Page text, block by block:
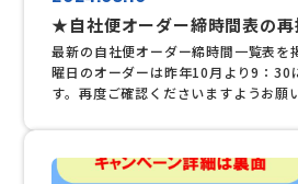
★自社便オーダー締時間表の
最新の自社便オーダー締時間一覧表
曜日のオーダーは昨年10月より9：30
す。再度ご確認くださいますようお願